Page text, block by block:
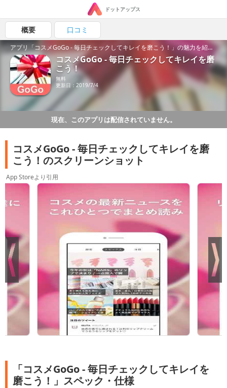
ドットアップス
概要 口コミ
アプリ「コスメGoGo - 毎日チェックしてキレイを磨こう！」の魅力を紹介！
コスメGoGo - 毎日チェックしてキレイを磨
こう！
無料
更新日：2019/7/4
現在、このアプリは配信されていません。
コスメGoGo - 毎日チェックしてキレイを磨
こう！のスクリーンショット
App Storeより引用
「コスメGoGo - 毎日チェックしてキレイを
磨こう！」スペック・仕様